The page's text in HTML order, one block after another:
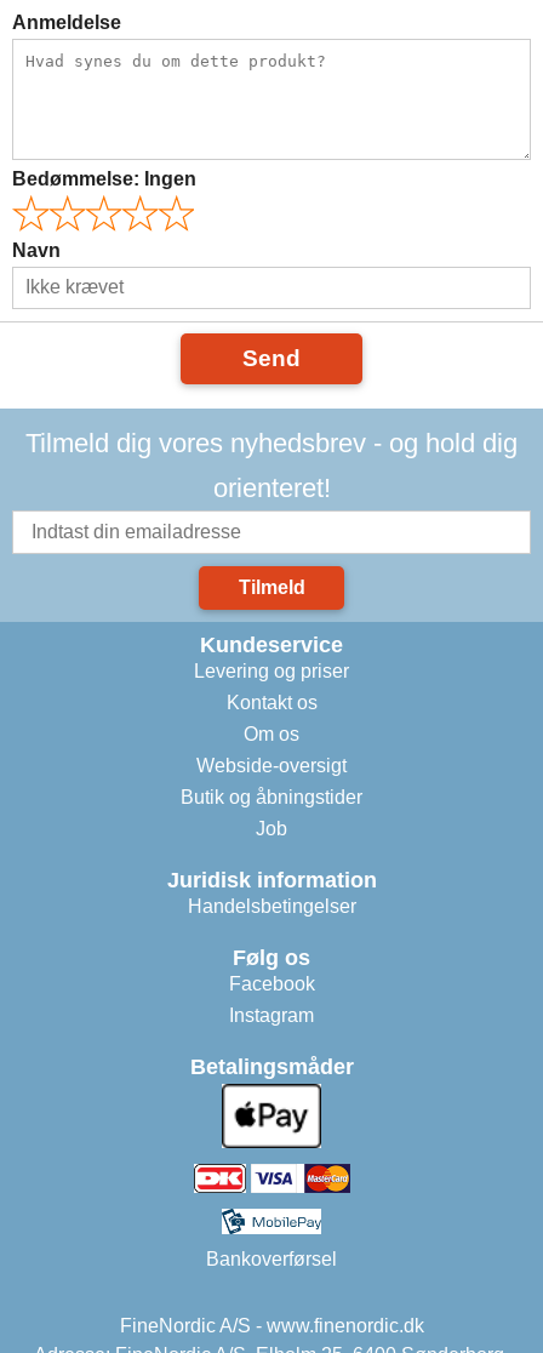
Anmeldelse
Bedømmelse: Ingen
Navn
Send
Tilmeld dig vores nyhedsbrev - og hold dig
orienteret!
Tilmeld
Kundeservice
Levering og priser
Kontakt os
Om os
Webside-oversigt
Butik og åbningstider
Job
Juridisk information
Handelsbetingelser
Følg os
Facebook
Instagram
Betalingsmåder
Bankoverførsel
FineNordic A/S - www.finenordic.dk